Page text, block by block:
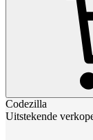
Codezilla
Uitstekende